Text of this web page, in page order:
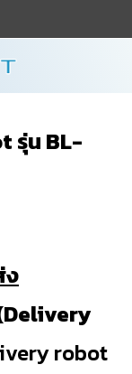
รุ่น BL-
ง
robot